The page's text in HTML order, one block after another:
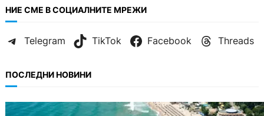
НИЕ СМЕ В СОЦИАЛНИТЕ МРЕЖИ
Telegram TikTok Facebook Threads
ПОСЛЕДНИ НОВИНИ
ИКОНОМИКА